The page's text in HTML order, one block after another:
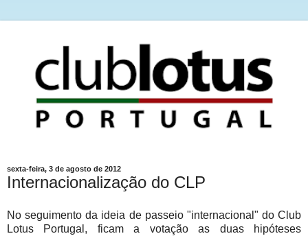
sexta-feira, 3 de agosto de 2012
Internacionalização do CLP
No seguimento da ideia de passeio "internacional" do Club
Lotus Portugal, ficam a votação as duas hipóteses